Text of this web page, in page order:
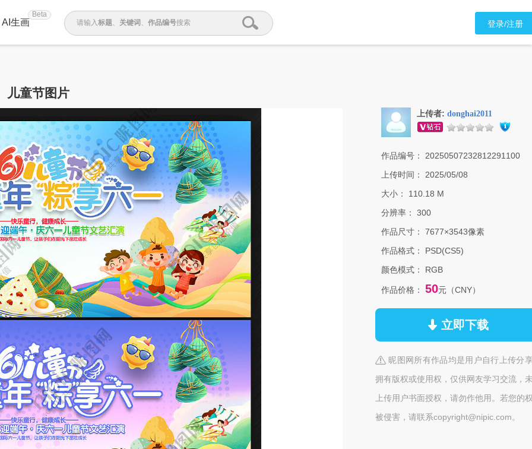
AI生画
Beta
请输入标题、 关键词 、 作品编号搜索 登录/注册
儿童节图片
上传者: donghai2011
作品编号：
20250507232812291100
上传时间：
2025/05/08
大小：
110.18 M
分辨率：
300
作品尺寸：
7677×3543像素
作品格式：
PSD(CS5)
颜色模式：
RGB
作品价格： 50元（CNY）
立即下载
昵图网所有作品均是用户自行上传分
拥有版权或使用权，仅供网友学习交流，
上传用户书面授权，请勿作他用。若您的
被侵害，请联系copyright@nipic.com。